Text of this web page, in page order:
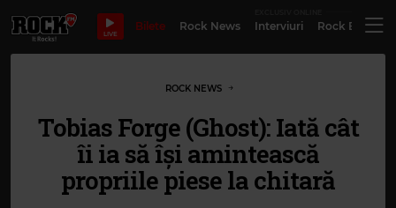
LIVE
Bilete Rock News Interviuri Rock
ROCK NEWS
Tobias Forge (Ghost): Iată cât
îi ia să își amintească
propriile piese la chitară